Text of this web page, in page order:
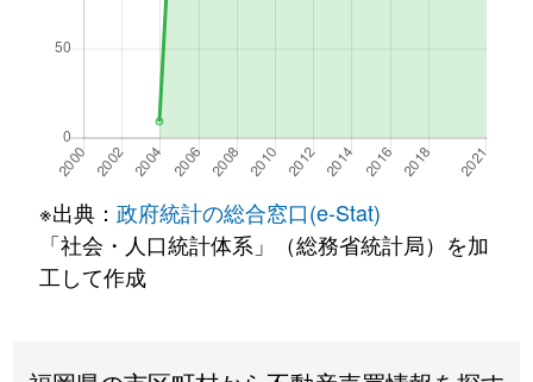
※出典： 政府統計の総合窓口(e-Stat)
「社会・人口統計体系」（総務省統計局）を加
工して作成